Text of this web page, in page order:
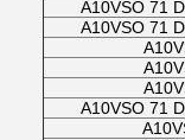
A10VSO 71
A10VSO 71
A10VSO 71